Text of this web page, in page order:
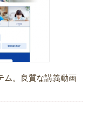
ム。良質な講義動画